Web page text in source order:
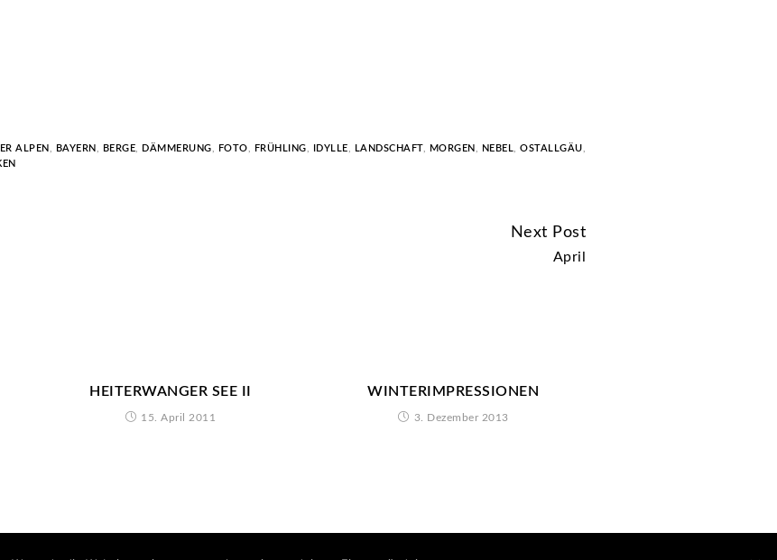
ALPEN BAYERN BERGE DÄMMERUNG FOTO FRÜHLING IDYLLE LANDSCHAFT, MORGEN NEBEL OSTALLGÄU
Next Post
April
HEITERWANGER SEE II
15. April 2011
WINTERIMPRESSIONEN
3. Dezember 2013